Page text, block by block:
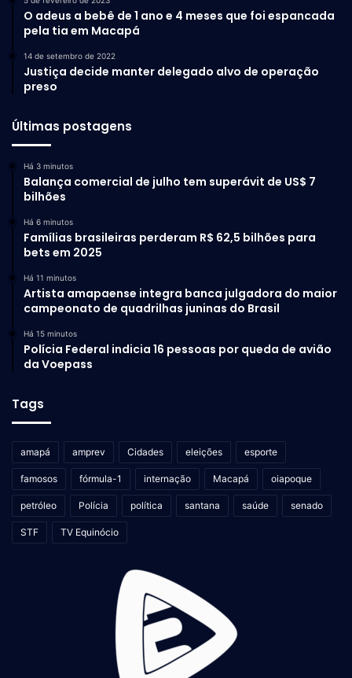
O adeus a bebê de 1 ano e 4 meses que foi espancada
pela tia em Macapá
14 de setembro de 2022
Justiça decide manter delegado alvo de operação
preso
Últimas postagens
Há 3 minutos
Balança comercial de julho tem superávit de US$ 7
bilhões
Há 6 minutos
Famílias brasileiras perderam R$ 62,5 bilhões para
bets em 2025
Há 11 minutos
Artista amapaense integra banca julgadora do maior
campeonato de quadrilhas juninas do Brasil
Há 15 minutos
Polícia Federal indicia 16 pessoas por queda de avião
da Voepass
Tags
amapá amprev Cidades eleições esporte
famosos fórmula-1 internação Macapá oiapoque
petróleo Polícia política santana saúde senado
STF TV Equinócio